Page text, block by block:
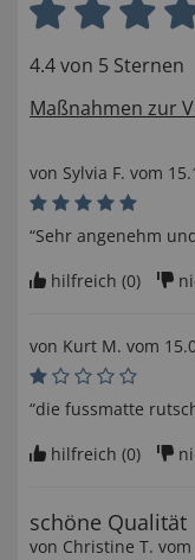
4.4 von 5 Sternen
Maßnahmen zur
von Sylvia F. vom
“Sehr angenehm
hilfreich (0)
von Kurt M. vom
“die fussmatte
hilfreich (0)
schöne Qualität
von Christine T. vom